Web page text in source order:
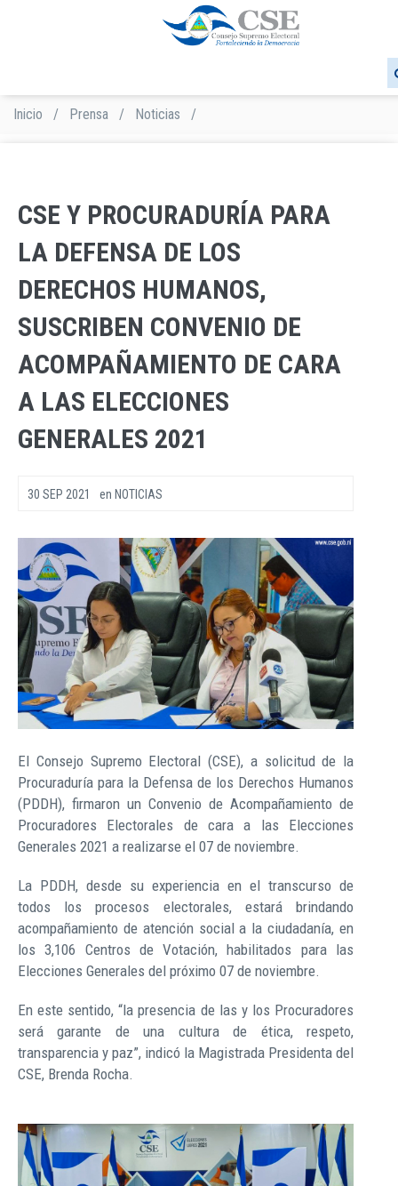
Sobrescribir
la
Inicio / Prensa / Noticias /
CSE Y PROCURADURÍA PARA
LA DEFENSA DE LOS
DERECHOS HUMANOS,
SUSCRIBEN CONVENIO DE
ACOMPAÑAMIENTO DE CARA
A LAS ELECCIONES
GENERALES 2021
30 SEP 2021 en NOTICIAS
El Consejo Supremo Electoral (CSE), a solicitud de la
Procuraduría para la Defensa de los Derechos Humanos
(PDDH), firmaron un Convenio de Acompañamiento de
Procuradores Electorales de cara a las Elecciones
Generales 2021 a realizarse el 07 de noviembre.
La PDDH, desde su experiencia en el transcurso de
todos los procesos electorales, estará brindando
acompañamiento de atención social a la ciudadanía, en
los 3,106 Centros de Votación, habilitados para las
Elecciones Generales del próximo 07 de noviembre.
En este sentido, “la presencia de las y los Procuradores
será garante de una cultura de ética, respeto,
transparencia y paz”, indicó la Magistrada Presidenta del
CSE, Brenda Rocha.